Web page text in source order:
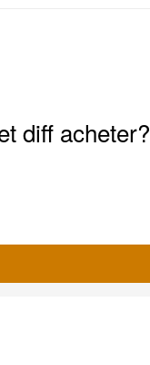
diff acheter?